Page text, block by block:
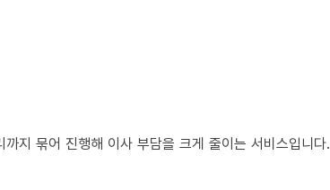
까지 묶어 진행해 이사 부담을 크게 줄이는 서비스입니다.